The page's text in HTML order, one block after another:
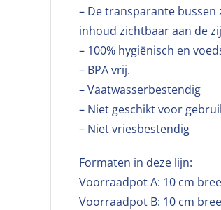
– De transparante
inhoud zichtbaar aan de
– 100% hygiënisch en
– BPA vrij.
– Vaatwasserbestendig
– Niet geschikt voor
– Niet vriesbestendig
Formaten in deze lijn:
Voorraadpot A: 10 cm
Voorraadpot B: 10 cm